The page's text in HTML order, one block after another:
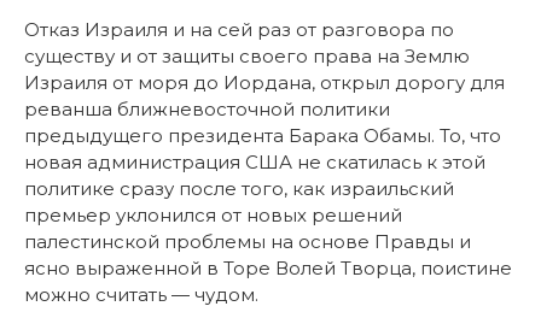
Отказ Израиля и на сей раз от разговора по
существу и от защиты своего права на Землю
Израиля от моря до Иордана, открыл дорогу для
реванша ближневосточной политики
предыдущего президента Барака Обамы. То, что
новая администрация США не скатилась к этой
политике сразу после того, как израильский
премьер уклонился от новых решений
палестинской проблемы на основе Правды и
ясно выраженной в Торе Волей Творца, поистине
можно считать — чудом.